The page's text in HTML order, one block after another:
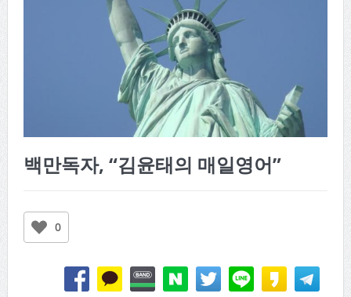
백만독자, “김윤태의 매일영어”
0